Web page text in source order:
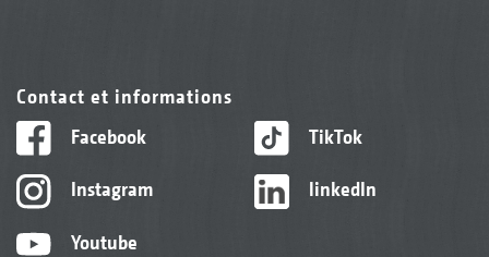
Contact et informations
Facebook
Instagram
Youtube
TikTok
linkedIn